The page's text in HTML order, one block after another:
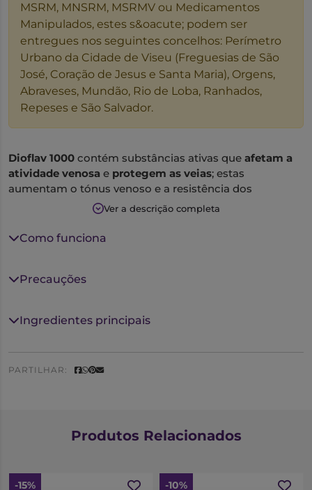
MSRM, MNSRM, MSRMV ou Medicamentos
Manipulados, estes s&oacute; podem ser
entregues nos seguintes concelhos: Perímetro
Urbano da Cidade de Viseu (Freguesias de São
José, Coração de Jesus e Santa Maria), Orgens,
Abraveses, Mundão, Rio de Loba, Ranhados,
Repeses e São Salvador.
Dioflav 1000 contém substâncias ativas que afetam a
atividade venosa e protegem as veias; estas
aumentam o tónus venoso e a resistência dos
Dioflav 1000 reduz aocorrência de edema
Dioflav 1000 está indicado em adultos para o
venosa, tais como:
• sensação de peso,
• pernas inchadas,
• cãibras noturnas,
sintomas relacionados com a crise hemorroidária tais
• dor,
Ver a descrição completa
Como funciona
Precauções
Ingredientes principais
PARTILHAR:
Produtos Relacionados
-15% -10%